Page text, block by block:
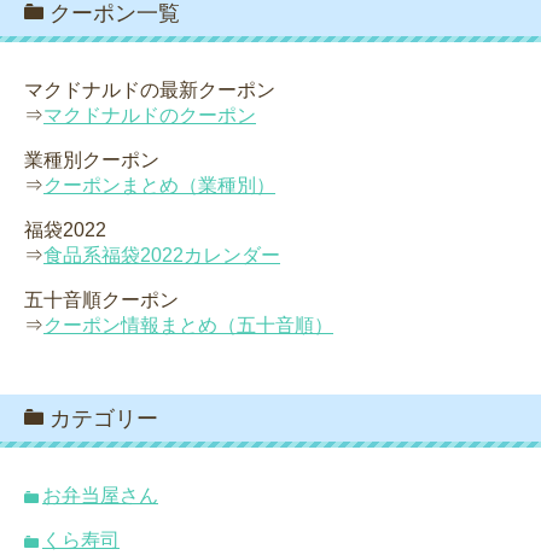
クーポン一覧
マクドナルドの最新クーポン
⇒マクドナルドのクーポン
業種別クーポン
⇒クーポンまとめ（業種別）
福袋2022
⇒食品系福袋2022カレンダー
五十音順クーポン
⇒クーポン情報まとめ（五十音順）
カテゴリー
お弁当屋さん
くら寿司